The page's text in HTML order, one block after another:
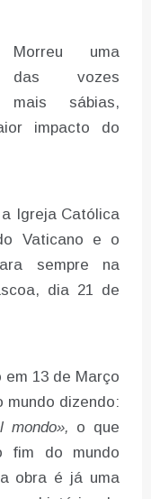
Morreu uma
das vozes
mais sábias,
impacto do
Igreja Católica
Vaticano e o
sempre na
dia 21 de
13 de Março
mundo dizendo:
mondo», o que
fim do mundo
obra é já uma